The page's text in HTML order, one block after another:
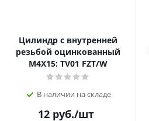
Цилиндр с внутренней
резьбой оцинкованный
М4Х15: TV01 FZT/W
В наличии на складе
12руб./шт